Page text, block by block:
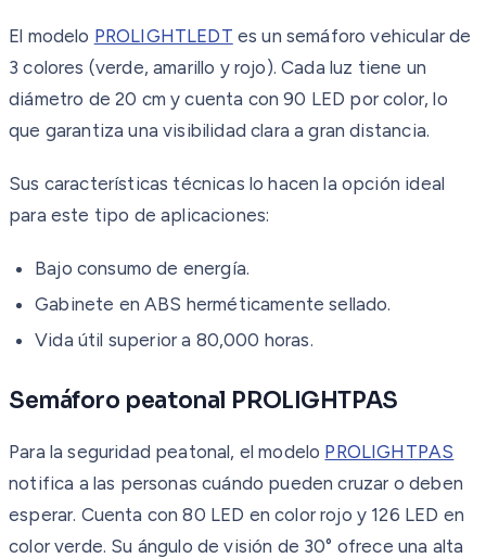
El modelo PROLIGHTLEDT es un semáforo vehicular de
3 colores (verde, amarillo y rojo). Cada luz tiene un
diámetro de 20 cm y cuenta con 90 LED por color, lo
que garantiza una visibilidad clara a gran distancia.
Sus características técnicas lo hacen la opción ideal
para este tipo de aplicaciones:
Bajo consumo de energía.
Gabinete en ABS herméticamente sellado.
Vida útil superior a 80,000 horas.
Semáforo peatonal PROLIGHTPAS
Para la seguridad peatonal, el modelo PROLIGHTPAS
notifica a las personas cuándo pueden cruzar o deben
esperar. Cuenta con 80 LED en color rojo y 126 LED en
color verde. Su ángulo de visión de 30° ofrece una alta